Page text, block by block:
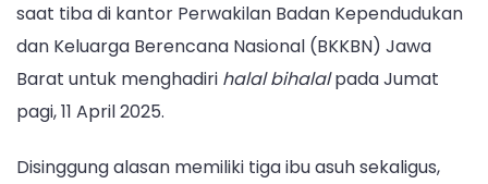
saat tiba di kantor Perwakilan Badan Kependudukan
dan Keluarga Berencana Nasional (BKKBN) Jawa
Barat untuk menghadiri halal bihalalpada Jumat
pagi, 11 April 2025.
Disinggung alasan memiliki tiga ibu asuh sekaligus,